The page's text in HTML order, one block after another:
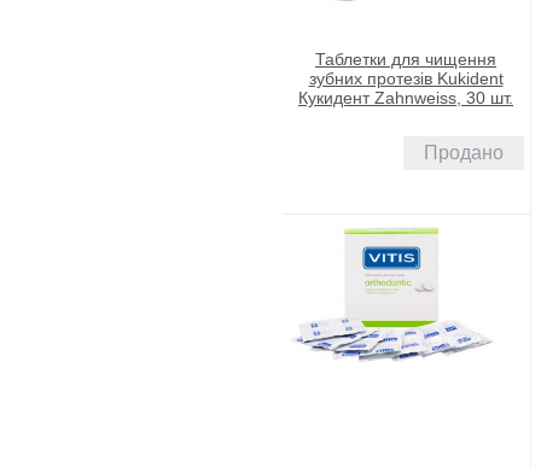
Таблетки для чищення
зубних протезів Kukident
Кукидент Zahnweiss, 30 шт.
Продано